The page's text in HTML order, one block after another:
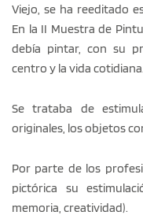
Viejo, se ha reeditado
En la II Muestra de
debía pintar, con su
centro y la vida cotidiana.
Se trataba de
originales, los objetos
Por parte de los
pictórica su
memoria, creatividad).